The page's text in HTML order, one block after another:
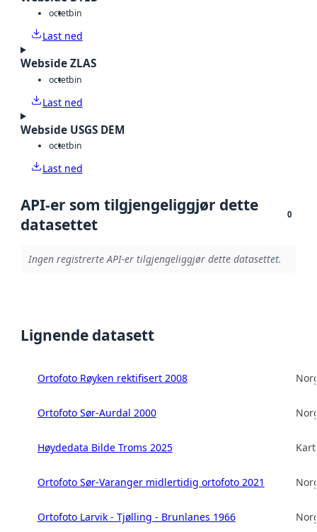
octetbin
Last ned
Webside ZLAS
octetbin
Last ned
Webside USGS DEM
octetbin
Last ned
API-er som tilgjengeliggjør dette
datasettet
0
Ingen registrerte API-er tilgjengeliggjør dette datasettet.
Lignende datasett
Ortofoto Røyken rektifisert 2008
Ortofoto Sør-Aurdal 2000
Høydedata Bilde Troms 2025
Ortofoto Sør-Varanger midlertidig ortofoto 2021
Ortofoto Larvik - Tjølling - Brunlanes 1966